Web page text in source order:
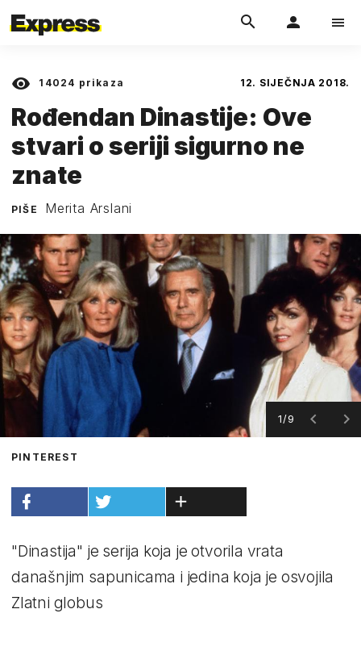
14024 prikaza 12. SIJEČNJA 2018.
Rođendan Dinastije: Ove
stvari o seriji sigurno ne
znate
PIŠE Merita Arslani
1/9
PINTEREST
"Dinastija" je serija koja je otvorila vrata
današnjim sapunicama i jedina koja je osvojila
Zlatni globus